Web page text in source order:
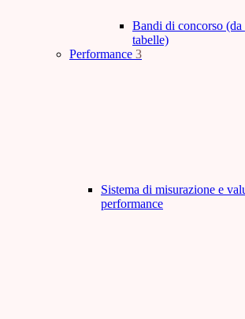
Bandi di concorso
tabelle)
Performance 3
Sistema di misurazione e
performance